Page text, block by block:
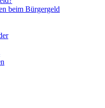
beim Bürgergeld